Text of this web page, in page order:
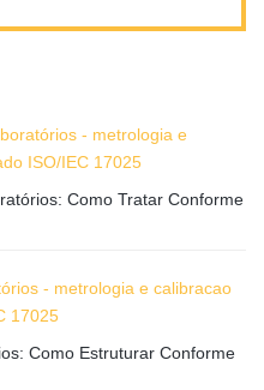
Como Tratar Conforme
Como Estruturar Conforme